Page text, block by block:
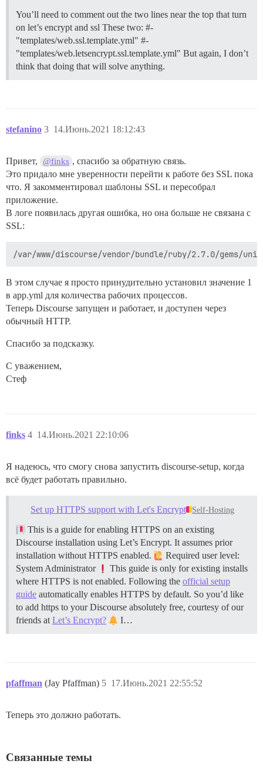
You’ll need to comment out the two lines near the top that turn
on let’s encrypt and ssl These two: #-
"templates/web.ssl.template.yml" #-
"templates/web.letsencrypt.ssl.template.yml" But again, I don’t
think that doing that will solve anything.
stefanino 14.Июнь.2021 18:12:43
3
Привет, @finks , спасибо за обратную связь.
Это придало мне уверенности перейти к работе без SSL пока
что. Я закомментировал шаблоны SSL и пересобрал
приложение.
В логе появилась другая ошибка, но она больше не связана с
SSL:
В этом случае я просто принудительно установил значение 1
в app.yml для количества рабочих процессов.
Теперь Discourse запущен и работает, и доступен через
обычный HTTP.
Спасибо за подсказку.
С уважением,
Стеф
finks 14.Июнь.2021 22:10:06
4
Я надеюсь, что смогу снова запустить discourse-setup, когда
всё будет работать правильно.
Set up HTTPS support with Let's Encrypt Self-Hosting
This is a guide for enabling HTTPS on an existing
Discourse installation using Let’s Encrypt. It assumes prior
installation without HTTPS enabled.
Required user level:
System Administrator
This guide is only for existing installs
where HTTPS is not enabled. Following the official setup
guide automatically enables HTTPS by default. So you’d like
to add https to your Discourse absolutely free, courtesy of our
friends at Let’s Encrypt? I…
pfaffman (Jay Pfaffman) 17.Июнь.2021 22:55:52
5
Теперь это должно работать.
Связанные темы